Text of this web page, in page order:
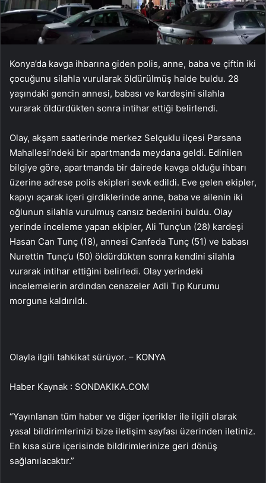
Konya’da kavga ihbarına giden polis, anne, baba ve çiftin iki
çocuğunu silahla vurularak öldürülmüş halde buldu. 28
yaşındaki gencin annesi, babası ve kardeşini silahla
vurarak öldürdükten sonra intihar ettiği belirlendi.
Olay, akşam saatlerinde merkez Selçuklu ilçesi Parsana
Mahallesi’ndeki bir apartmanda meydana geldi. Edinilen
bilgiye göre, apartmanda bir dairede kavga olduğu ihbarı
üzerine adrese polis ekipleri sevk edildi. Eve gelen ekipler,
kapıyı açarak içeri girdiklerinde anne, baba ve ailenin iki
oğlunun silahla vurulmuş cansız bedenini buldu. Olay
yerinde inceleme yapan ekipler, Ali Tunç’un (28) kardeşi
Hasan Can Tunç (18), annesi Canfeda Tunç (51) ve babası
Nurettin Tunç’u (50) öldürdükten sonra kendini silahla
vurarak intihar ettiğini belirledi. Olay yerindeki
incelemelerin ardından cenazeler Adli Tıp Kurumu
morguna kaldırıldı.
Olayla ilgili tahkikat sürüyor. – KONYA
Haber Kaynak : SONDAKIKA.COM
“Yayınlanan tüm haber ve diğer içerikler ile ilgili olarak
yasal bildirimlerinizi bize iletişim sayfası üzerinden iletiniz.
En kısa süre içerisinde bildirimlerinize geri dönüş
sağlanılacaktır.”